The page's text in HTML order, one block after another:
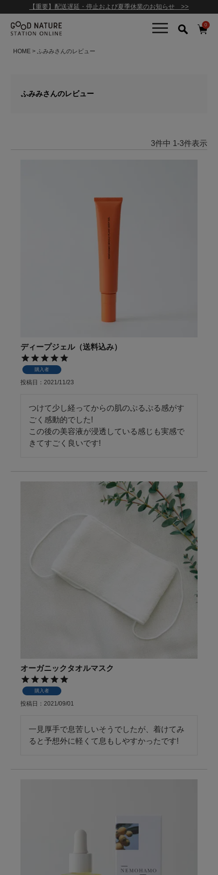
【重要】配送遅延・停止および夏季休業のお知らせ >>
0
HOME ふみみさんのレビュー
ふみみさんのレビュー
3件中 1 -3件表示
ディープジェル（送料込み）
購入者
投稿日 2021/11/23
つけて少し経ってからの肌のぷるぷる感がす
ごく感動的でした!
この後の美容液が浸透している感じも実感で
きてすごく良いです!
オーガニックタオルマスク
購入者
投稿日 2021/09/01
一見厚手で息苦しいそうでしたが、着けてみ
ると予想外に軽くて息もしやすかったです!